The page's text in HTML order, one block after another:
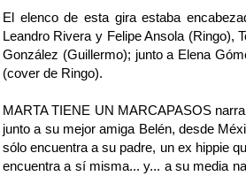
El elenco de esta gira estaba
Leandro Rivera y Felipe Ansola (Ringo),
González (Guillermo); junto a Elena
(cover de Ringo).
MARTA TIENE UN MARCAPASOS
junto a su mejor amiga Belén, desde
sólo encuentra a su padre, un ex hippie
encuentra a sí misma... y... a su media